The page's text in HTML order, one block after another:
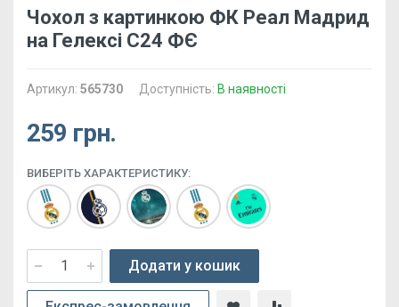
Чохол з картинкою ФК Реал Мадрид
на Гелексі С24 ФЄ
Артикул: 565730 Доступність: В наявності
259 грн.
ВИБЕРІТЬ ХАРАКТЕРИСТИКУ:
Додати у кошик